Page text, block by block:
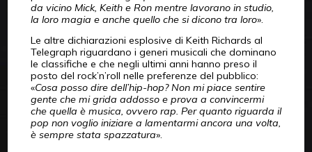
da vicino Mick, Keith e Ron mentre lavorano in studio,
la loro magia e anche quello che si dicono tra loro».
Le altre dichiarazioni esplosive di Keith Richards al
Telegraph riguardano i generi musicali che dominano
le classifiche e che negli ultimi anni hanno preso il
posto del rock’n’roll nelle preferenze del pubblico:
«Cosa posso dire dell’hip-hop? Non mi piace sentire
gente che mi grida addosso e prova a convincermi
che quella è musica, ovvero rap. Per quanto riguarda il
pop non voglio iniziare a lamentarmi ancora una volta,
è sempre stata spazzatura».